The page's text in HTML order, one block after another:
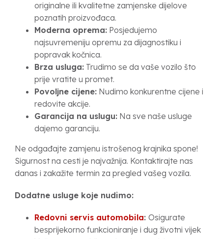
originalne ili kvalitetne zamjenske dijelove
poznatih proizvođaca.
Moderna oprema: Posjedujemo
najsuvremeniju opremu za dijagnostiku i
popravak kočnica.
Brza usluga: Trudimo se da vaše vozilo što
prije vratite u promet.
Povoljne cijene: Nudimo konkurentne cijene i
redovite akcije.
Garancija na uslugu: Na sve naše usluge
dajemo garanciju.
Ne odgađajte zamjenu istrošenog krajnika spone!
Sigurnost na cesti je najvažnija. Kontaktirajte nas
danas i zakažite termin za pregled vašeg vozila.
Dodatne usluge koje nudimo:
Redovni servis automobila: Osigurate
besprijekorno funkcioniranje i dug životni vijek